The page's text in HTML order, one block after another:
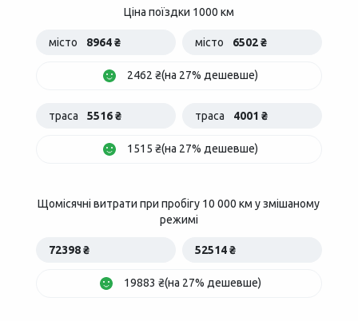
Ціна поїздки 1000 км
місто 8964 ₴ місто 6502 ₴
2462 ₴(на 27% дешевше)
траса 5516 ₴ траса 4001 ₴
1515 ₴(на 27% дешевше)
Щомісячні витрати при пробігу 10 000 км у змішаному
режимі
72398 ₴ 52514 ₴
19883 ₴(на 27% дешевше)